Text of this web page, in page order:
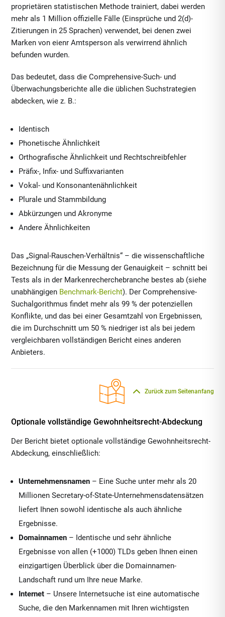
proprietären statistischen Methode trainiert, dabei werden
mehr als 1 Million offizielle Fälle (Einsprüche und 2(d)-
Zitierungen in 25 Sprachen) verwendet, bei denen zwei
Marken von eienr Amtsperson als verwirrend ähnlich
befunden wurden.
Das bedeutet, dass die Comprehensive-Such- und
Überwachungsberichte alle die üblichen Suchstrategien
abdecken, wie z. B.:
Identisch
Phonetische Ähnlichkeit
Orthografische Ähnlichkeit und Rechtschreibfehler
Präfix-, Infix- und Suffixvarianten
Vokal- und Konsonantenähnlichkeit
Plurale und Stammbildung
Abkürzungen und Akronyme
Andere Ähnlichkeiten
Das „Signal-Rauschen-Verhältnis“ – die wissenschaftliche
Bezeichnung für die Messung der Genauigkeit – schnitt bei
Tests als in der Markenrecherchebranche bestes ab (siehe
unabhängigen Benchmark-Bericht). Der Comprehensive-
Suchalgorithmus findet mehr als 99 % der potenziellen
Konflikte, und das bei einer Gesamtzahl von Ergebnissen,
die im Durchschnitt um 50 % niedriger ist als bei jedem
vergleichbaren vollständigen Bericht eines anderen
Anbieters.
Optionale vollständige Gewohnheitsrecht-Abdeckung
Zurück zum Seitenanfang
Der Bericht bietet optionale vollständige Gewohnheitsrecht-
Abdeckung, einschließlich:
Unternehmensnamen – Eine Suche unter mehr als 20
Millionen Secretary-of-State-Unternehmensdatensätzen
liefert Ihnen sowohl identische als auch ähnliche
Ergebnisse.
Domainnamen – Identische und sehr ähnliche
Ergebnisse von allen (+1000) TLDs geben Ihnen einen
einzigartigen Überblick über die Domainnamen-
Landschaft rund um Ihre neue Marke.
Internet – Unsere Internetsuche ist eine automatische
Suche, die den Markennamen mit Ihren wichtigsten